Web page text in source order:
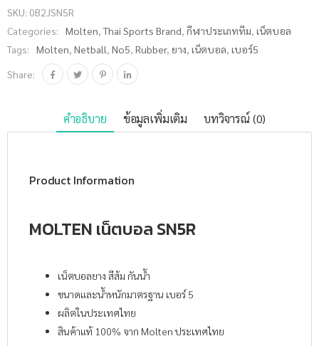
SKU: 0B2JSN5R
Categories:
Molten,Thai Sports Brand, กีฬาประเภททีม, เน็ตบอล
Tags:
Molten, Netball, No5, Rubber, ยาง, เน็ตบอล, เบอร์5
Share:
คำอธิบาย ข้อมูลเพิ่มเติม บทวิจารณ์ (0)
Product Information
MOLTEN เน็ตบอล SN5R
เน็ตบอลยาง สีส้ม กันน้ำ
ขนาดและน้ำหนักมาตรฐาน เบอร์ 5
ผลิตในประเทศไทย
สินค้าแท้ 100% จาก Molten ประเทศไทย